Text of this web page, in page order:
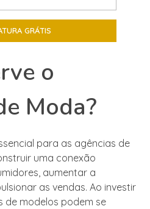
o
Moda?
para as agências de
uma conexão
aumentar a
as vendas. Ao investir
de modelos podem se